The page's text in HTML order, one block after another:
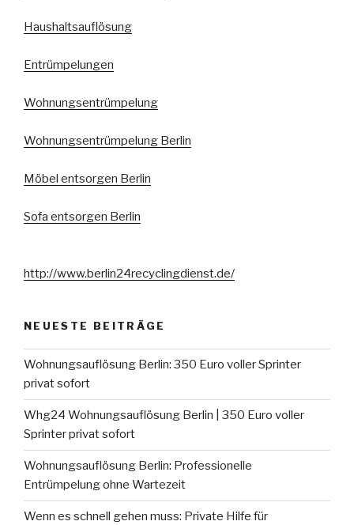
Haushaltsauflösung
Entrümpelungen
Wohnungsentrümpelung
Wohnungsentrümpelung Berlin
Möbel entsorgen Berlin
Sofa entsorgen Berlin
http://www.berlin24recyclingdienst.de/
NEUESTE BEITRÄGE
Wohnungsauflösung Berlin: 350 Euro voller Sprinter
privat sofort
Whg24 Wohnungsauflösung Berlin | 350 Euro voller
Sprinter privat sofort
Wohnungsauflösung Berlin: Professionelle
Entrümpelung ohne Wartezeit
Wenn es schnell gehen muss: Private Hilfe für